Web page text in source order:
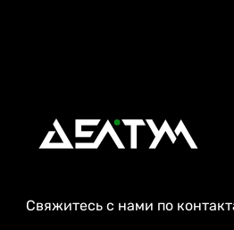
Свяжитесь с нами по